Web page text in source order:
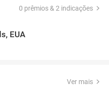
0 prêmios & 2 indicações
EUA
Ver mais